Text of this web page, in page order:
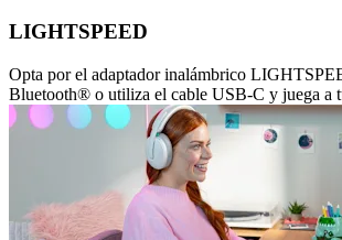
LIGHTSPEED
Opta por el adaptador inalámbrico
Bluetooth® o utiliza el cable USB-C y juega a